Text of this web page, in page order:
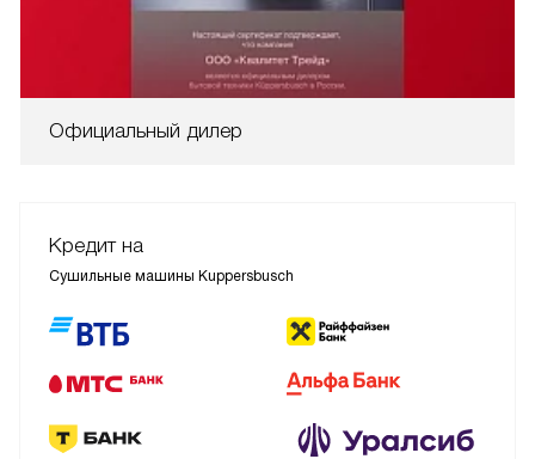
Официальный дилер
Кредит на
Сушильные машины Kuppersbusch